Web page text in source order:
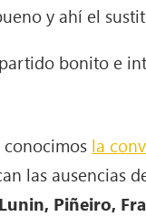
y ahí el
bonito e
la
las ausencias
Lunin, Piñeiro,